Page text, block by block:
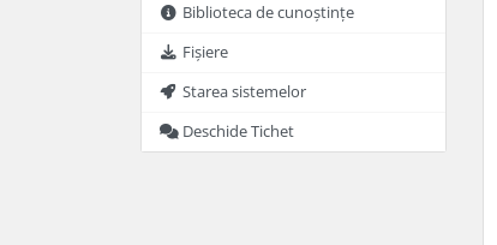
Biblioteca de cunoștințe
Fișiere
Starea sistemelor
Deschide Tichet